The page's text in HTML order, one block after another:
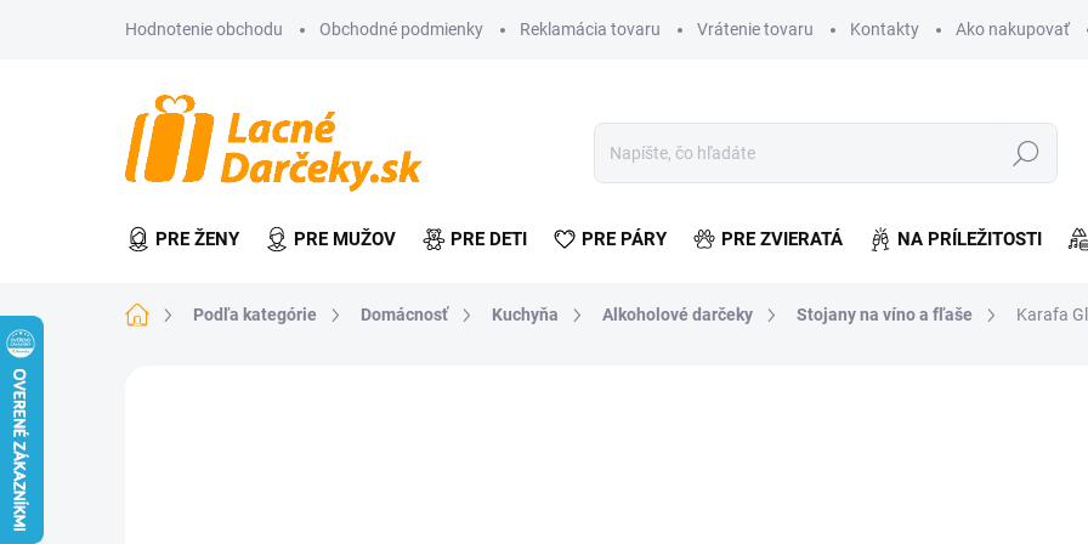
Hodnotenie obchodu Obchodné podmienky Reklamácia tovaru Vrátenie tovaru Kontakty Ako nakupovať
Hľadať
PRE ŽENY PRE MUŽOV PRE DETI PRE PÁRY PRE ZVIERATÁ NA PRÍLEŽITOSTI
DomovPodľa kategórie Domácnosť Kuchyňa Alkoholové darčeky Stojany na víno a fľaše Karafa